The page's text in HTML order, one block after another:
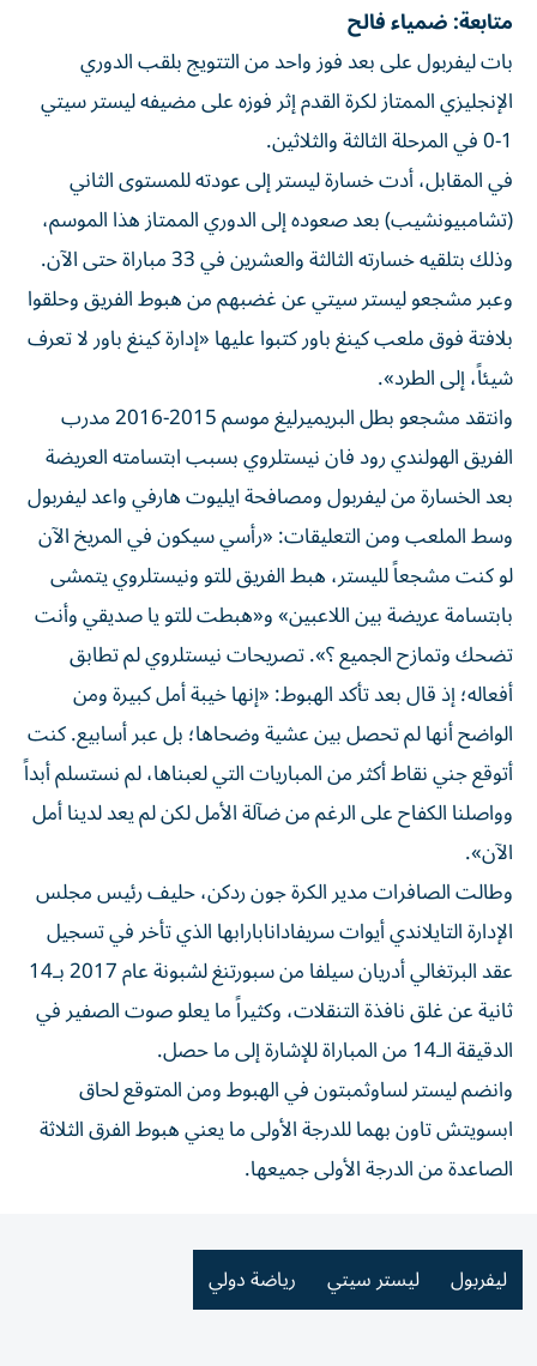
متابعة: ضمياء فالح
بات ليفربول على بعد فوز واحد من التتويج بلقب الدوري
الإنجليزي الممتاز لكرة القدم إثر فوزه على مضيفه ليستر سيتي
1-0 في المرحلة الثالثة والثلاثين.
في المقابل، أدت خسارة ليستر إلى عودته للمستوى الثاني
(تشامبيونشيب) بعد صعوده إلى الدوري الممتاز هذا الموسم،
وذلك بتلقيه خسارته الثالثة والعشرين في 33 مباراة حتى الآن.
وعبر مشجعو ليستر سيتي عن غضبهم من هبوط الفريق وحلقوا
بلافتة فوق ملعب كينغ باور كتبوا عليها «إدارة كينغ باور لا تعرف
شيئاً، إلى الطرد».
وانتقد مشجعو بطل البريميرليغ موسم 2015-2016 مدرب
الفريق الهولندي رود فان نيستلروي بسبب ابتسامته العريضة
بعد الخسارة من ليفربول ومصافحة ايليوت هارفي واعد ليفربول
وسط الملعب ومن التعليقات: «رأسي سيكون في المريخ الآن
لو كنت مشجعاً لليستر، هبط الفريق للتو ونيستلروي يتمشى
بابتسامة عريضة بين اللاعبين» و«هبطت للتو يا صديقي وأنت
تضحك وتمازح الجميع ؟». تصريحات نيستلروي لم تطابق
أفعاله؛ إذ قال بعد تأكد الهبوط: «إنها خيبة أمل كبيرة ومن
الواضح أنها لم تحصل بين عشية وضحاها؛ بل عبر أسابيع. كنت
أتوقع جني نقاط أكثر من المباريات التي لعبناها، لم نستسلم أبداً
وواصلنا الكفاح على الرغم من ضآلة الأمل لكن لم يعد لدينا أمل
الآن».
وطالت الصافرات مدير الكرة جون ردكن، حليف رئيس مجلس
الإدارة التايلاندي أيوات سريفادانابارابها الذي تأخر في تسجيل
عقد البرتغالي أدريان سيلفا من سبورتنغ لشبونة عام 2017 بـ14
ثانية عن غلق نافذة التنقلات، وكثيراً ما يعلو صوت الصفير في
الدقيقة الـ14 من المباراة للإشارة إلى ما حصل.
وانضم ليستر لساوثمبتون في الهبوط ومن المتوقع لحاق
ابسويتش تاون بهما للدرجة الأولى ما يعني هبوط الفرق الثلاثة
الصاعدة من الدرجة الأولى جميعها.
ليفربول ليستر سيتي رياضة دولي